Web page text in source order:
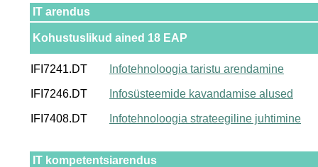
IT arendus
Kohustuslikud ained 18 EAP
IFI7241.DT Infotehnoloogia taristu arendamine
IFI7246.DT Infosüsteemide kavandamise alused
IFI7408.DT Infotehnoloogia strateegiline juhtimine
IT kompetentsiarendus